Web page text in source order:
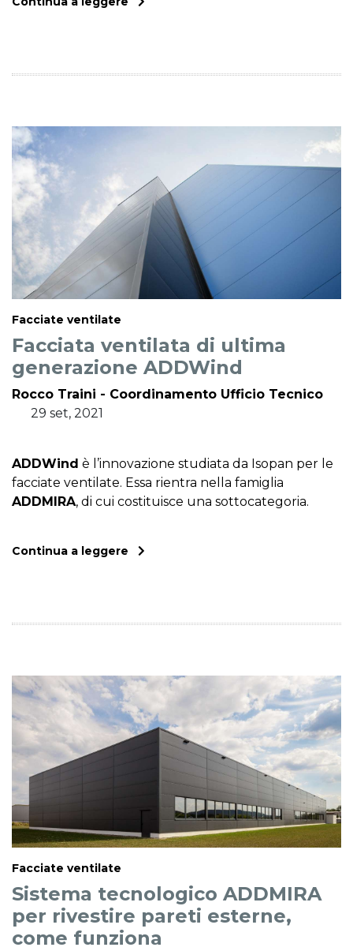
Facciate ventilate
Facciata ventilata di ultima
generazione ADDWind
Rocco Traini - Coordinamento Ufficio Tecnico
29 set, 2021
ADDWind è l’innovazione studiata da Isopan per le
facciate ventilate. Essa rientra nella famiglia
ADDMIRA, di cui costituisce una sottocategoria.
Continua a leggere
Facciate ventilate
Sistema tecnologico ADDMIRA
per rivestire pareti esterne,
come funziona